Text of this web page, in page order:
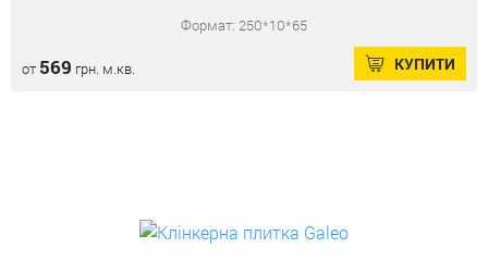
Формат: 250*10*65
от 569 грн. м.кв. КУПИТИ